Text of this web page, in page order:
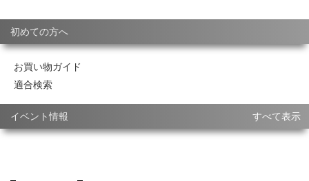
初めての方へ
お買い物ガイド
適合検索
イベント情報 すべて表示